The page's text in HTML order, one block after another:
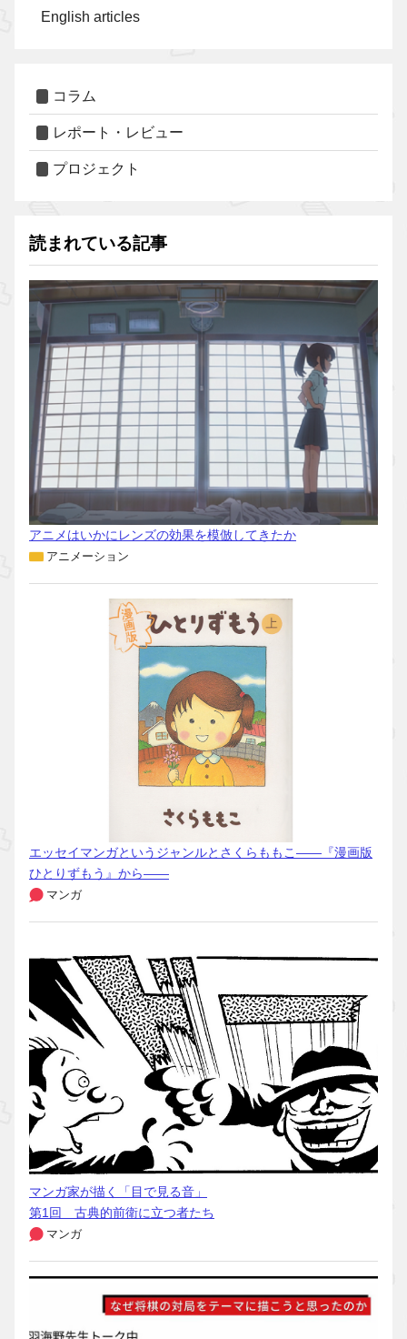
English articles
コラム
レポート・レビュー
プロジェクト
読まれている記事
アニメはいかにレンズの効果を模倣してきたか
アニメーション
エッセイマンガというジャンルとさくらももこ――『漫画版
ひとりずもう』から――
マンガ
マンガ家が描く「目で見る音」
第1回 古典的前衛に立つ者たち
マンガ